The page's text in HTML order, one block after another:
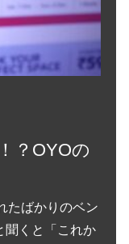
？OYOの
たばかりのベン
聞くと「これか